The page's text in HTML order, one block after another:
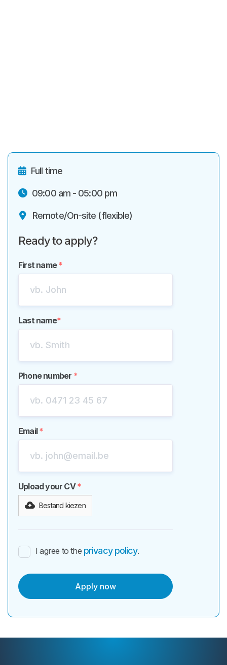
 Full time
 09:00 am - 05:00 pm
 Remote/On-site (flexible)
Ready to apply?
First name*
Last name*
Phone number *
Email*
Upload your CV*
Bestand kiezen
I agree to the privacy policy.